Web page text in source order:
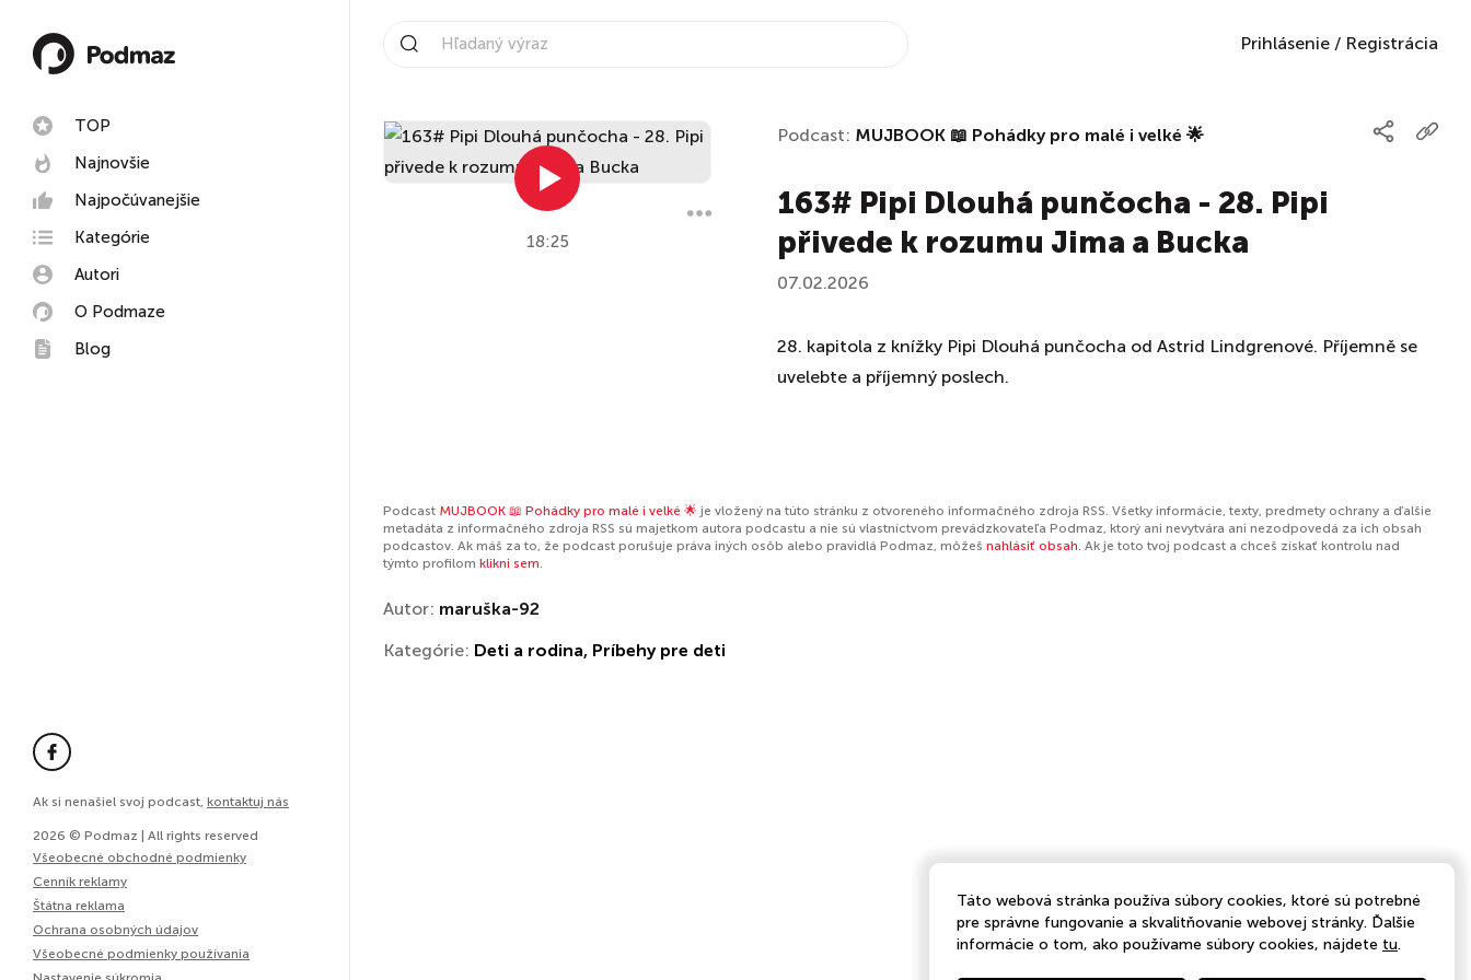
TOP
Najnovšie
Najpočúvanejšie
Kategórie
Autori
O Podmaze
Blog
Ak si nenašiel svoj podcast, kontaktuj nás
2026 © Podmaz | All rights reserved
Všeobecné obchodné podmienky
Cenník reklamy
Štátna reklama
Ochrana osobných údajov
Všeobecné podmienky používania
Prihlásenie / Registrácia
18:25
Podcast: MUJBOOK 📖 Pohádky pro malé i velké 🌟
163# Pipi Dlouhá punčocha - 28. Pipi
přivede k rozumu Jima a Bucka
07.02.2026
28. kapitola z knížky Pipi Dlouhá punčocha od Astrid Lindgrenové. Příjemně se
uvelebte a příjemný poslech.
Podcast MUJBOOK 📖 Pohádky pro malé i velké 🌟 je vložený na túto stránku z otvoreného informačného zdroja RSS. Všetky informácie, texty, predmety ochrany a ďalšie
metadáta z informačného zdroja RSS sú majetkom autora podcastu a nie sú vlastníctvom prevádzkovateľa Podmaz, ktorý ani nevytvára ani nezodpovedá za ich obsah
podcastov. Ak máš za to, že podcast porušuje práva iných osôb alebo pravidlá Podmaz, môžeš nahlásiť obsah. Ak je toto tvoj podcast a chceš získať kontrolu nad
týmto profilom klikni sem.
Autor: maruška-92
Kategórie: Deti a rodina, Príbehy pre deti
Táto webová stránka používa súbory cookies, ktoré sú potrebné
pre správne fungovanie a skvalitňovanie webovej stránky. Ďalšie
informácie o tom, ako používame súbory cookies, nájdete tu.